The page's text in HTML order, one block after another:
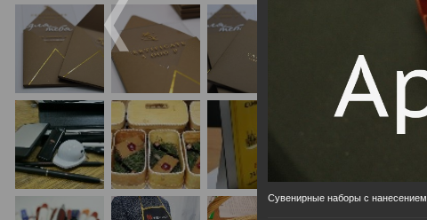
Сувенирные наборы с нанесением